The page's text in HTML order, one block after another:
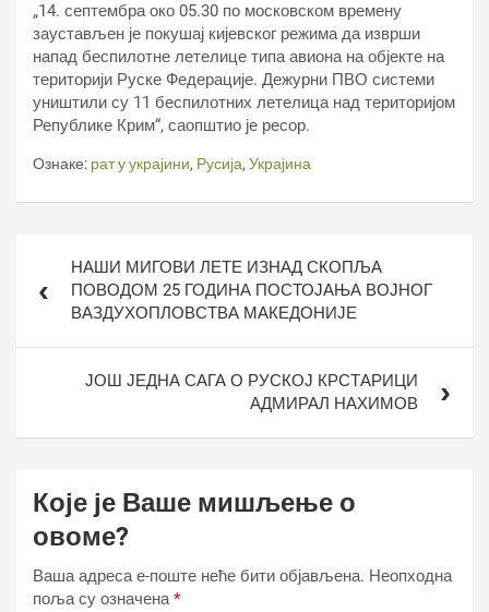
„14. септембра око 05.30 по московском времену
заустављен је покушај кијевског режима да изврши
напад беспилотне летелице типа авиона на објекте на
територији Руске Федерације. Дежурни ПВО системи
уништили су 11 беспилотних летелица над територијом
Републике Крим“, саопштио је ресор.
Ознаке: рат у украјини, Русија, Украјина
чланкаНАШИ МИГОВИ ЛЕТЕ ИЗНАД СКОПЉА
ПОВОДОМ 25 ГОДИНА ПОСТОЈАЊА ВОЈНОГ
ВАЗДУХОПЛОВСТВА МАКЕДОНИЈЕ
ЈОШ ЈЕДНА САГА О РУСКОЈ КРСТАРИЦИ
АДМИРАЛ НАХИМОВ
Које је Ваше мишљење о
овоме?
Ваша адреса е-поште неће бити објављена. Неопходна
поља су означена*